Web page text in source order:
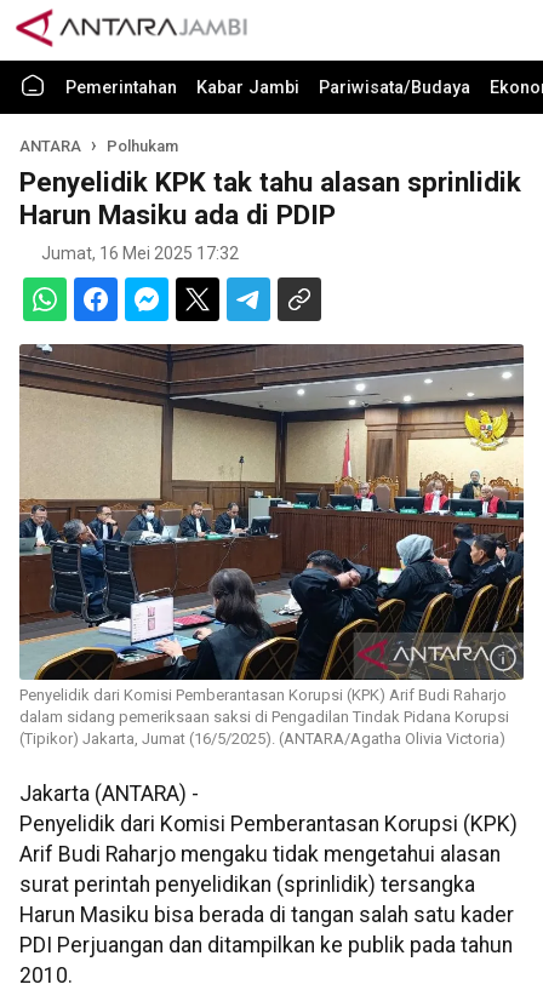
Pemerintahan Kabar Jambi Pariwisata/Budaya
ANTARA Polhukam
Penyelidik KPK tak tahu alasan sprinlidik
Harun Masiku ada di PDIP
Jumat, 16 Mei 2025 17:32
Penyelidik dari Komisi Pemberantasan Korupsi (KPK) Arif Budi Raharjo
dalam sidang pemeriksaan saksi di Pengadilan Tindak Pidana Korupsi
(Tipikor) Jakarta, Jumat (16/5/2025). (ANTARA/Agatha Olivia Victoria)
Jakarta (ANTARA) -
Penyelidik dari Komisi Pemberantasan Korupsi (KPK)
Arif Budi Raharjo mengaku tidak mengetahui alasan
surat perintah penyelidikan (sprinlidik) tersangka
Harun Masiku bisa berada di tangan salah satu kader
PDI Perjuangan dan ditampilkan ke publik pada tahun
2010.